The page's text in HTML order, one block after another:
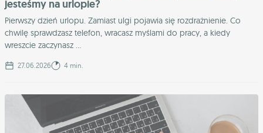
jesteśmy na urlopie?
Pierwszy dzień urlopu. Zamiast ulgi pojawia się rozdrażnienie. Co
chwilę sprawdzasz telefon, wracasz myślami do pracy, a kiedy
wreszcie zaczynasz ...
27.06.2026 4 min.